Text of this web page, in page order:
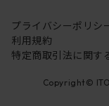
プライバシーポリシ
利用規約
特定商取引法に関す
Copyright©